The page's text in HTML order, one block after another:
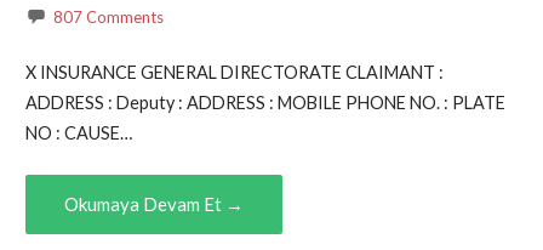
807 Comments
X INSURANCE GENERAL DIRECTORATE CLAIMANT :
ADDRESS : Deputy : ADDRESS : MOBILE PHONE NO. : PLATE
NO : CAUSE…
Okumaya Devam Et →